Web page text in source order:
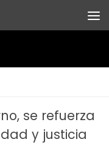
se refuerza
y justicia